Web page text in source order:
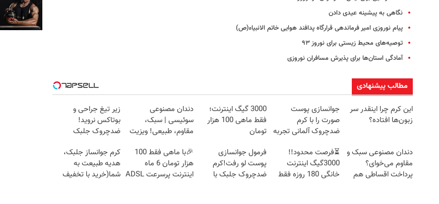
نگاهی به پیشینه عیدی دادن
پیام نوروزی امیر فرماندهی قرارگاه پدافند هوایی خاتم الانبیاء(ص)
توصیه‌های محیط زیستی برای نوروز ۹۳
آمادگی استان‌ها برای پذیرش مسافران نوروزی
مطالب پیشنهادی
این کرم چرا اینقدر سر
زبون‌ها افتاده؟
جوانسازی پوست
صورت را با کرم
ضدچروک آلمانی تجربه
3000 گیگ اینترنت؛
فقط ماهی 100 هزار
تومان
دندان مصنوعی
سوئیسی | سبک،
مقاوم، طبیعی! ویزیت
اقساطی😍
زیر تیغ جراحی و
بوتاکس نروید!
ضدچروک جلبک
دندان مصنوعی سبک و
مقاوم می‌خوای؟
پرداخت اقساطی هم
⏳فرصت محدود!!
3000گیگ اینترنت
خانگی 180 روزه فقط
فرمول جوانسازی
پوست لو رفت!کرم
ضدچروک جلبک با
🎉با ماهی فقط 100
هزار تومان 6 ماه
اینترنت پرسرعت ADSL
کرم جوانساز جلبک،
هدیه طبیعت به
شما(خرید با تخفیف